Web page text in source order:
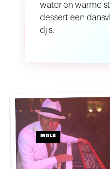
water en warme
dessert een
dj's.
MALE